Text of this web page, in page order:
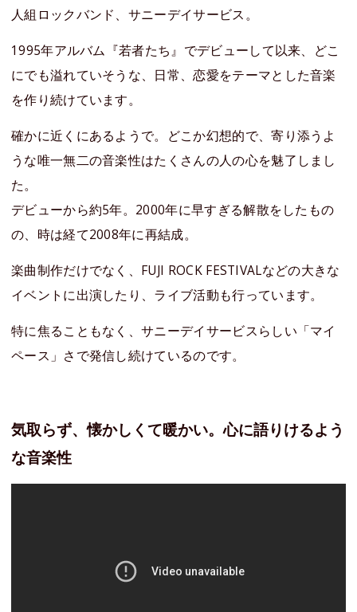
人組ロックバンド、サニーデイサービス。
1995年アルバム『若者たち』でデビューして以来、どこ
にでも溢れていそうな、日常、恋愛をテーマとした音楽
を作り続けています。
確かに近くにあるようで。どこか幻想的で、寄り添うよ
うな唯一無二の音楽性はたくさんの人の心を魅了しまし
た。
デビューから約5年。2000年に早すぎる解散をしたもの
の、時は経て2008年に再結成。
楽曲制作だけでなく、FUJI ROCK FESTIVALなどの大きな
イベントに出演したり、ライブ活動も行っています。
特に焦ることもなく、サニーデイサービスらしい「マイ
ペース」さで発信し続けているのです。
気取らず、懐かしくて暖かい。心に語りけるよう
な音楽性